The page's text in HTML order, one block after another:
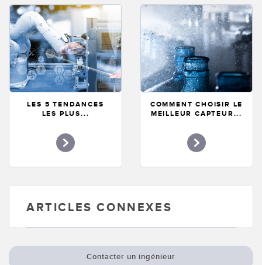
LES 5 TENDANCES
LES PLUS...
COMMENT CHOISIR LE
MEILLEUR CAPTEUR...
ARTICLES CONNEXES
Contacter un ingénieur